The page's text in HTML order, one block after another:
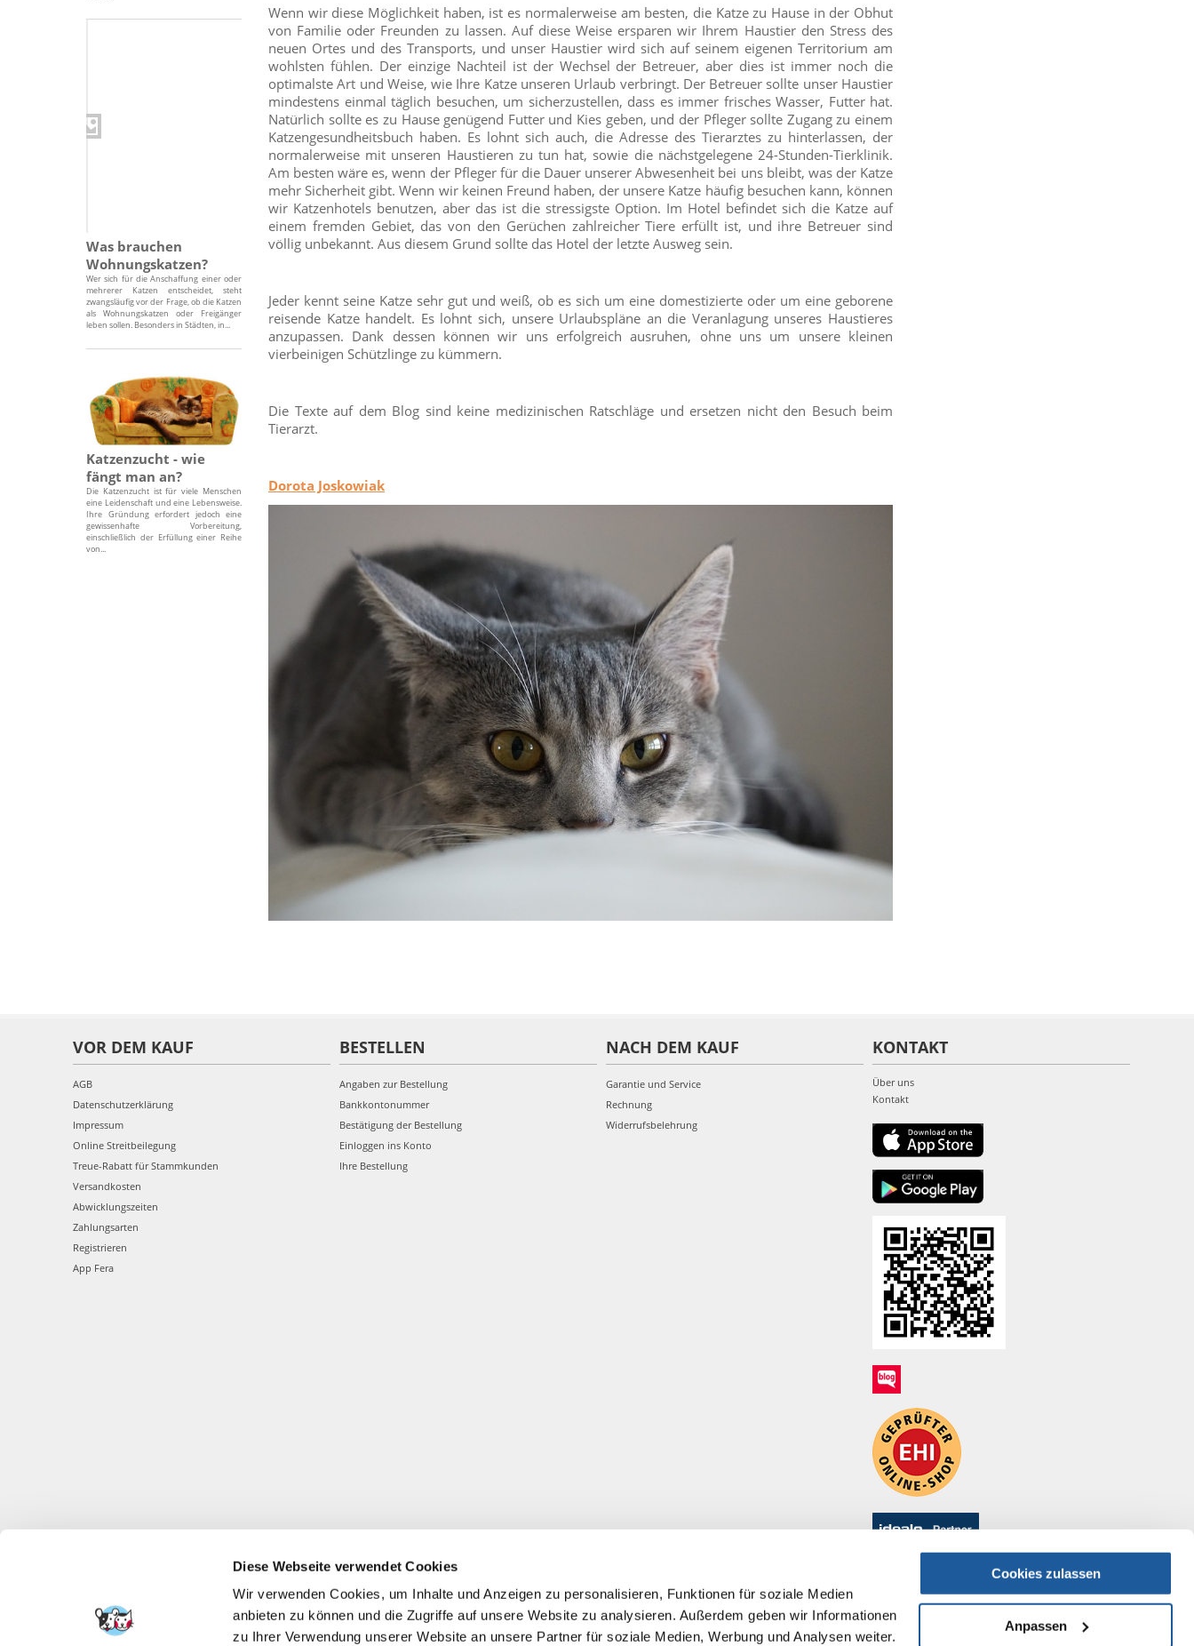
Diese Webseite verwendet Cookies
Wir verwenden Cookies, um Inhalte und Anzeigen zu personalisieren, Funktionen für soziale Medien
anbieten zu können und die Zugriffe auf unsere Website zu analysieren. Außerdem geben wir Informationen
zu Ihrer Verwendung unserer Website an unsere Partner für soziale Medien, Werbung und Analysen weiter.
Cookies zulassen
Anpassen
Was brauchen
Wohnungskatzen?
Wer sich für die Anschaffung einer oder
mehrerer Katzen entscheidet, steht
zwangsläufig vor der Frage, ob die Katzen
als Wohnungskatzen oder Freigänger
leben sollen. Besonders in Städten, in...
Katzenzucht - wie
fängt man an?
Die Katzenzucht ist für viele Menschen
eine Leidenschaft und eine Lebensweise.
Ihre Gründung erfordert jedoch eine
gewissenhafte Vorbereitung,
einschließlich der Erfüllung einer Reihe
von...
Wenn wir diese Möglichkeit haben, ist es normalerweise am besten, die Katze zu Hause in der Obhut
von Familie oder Freunden zu lassen. Auf diese Weise ersparen wir Ihrem Haustier den Stress des
neuen Ortes und des Transports, und unser Haustier wird sich auf seinem eigenen Territorium am
wohlsten fühlen. Der einzige Nachteil ist der Wechsel der Betreuer, aber dies ist immer noch die
optimalste Art und Weise, wie Ihre Katze unseren Urlaub verbringt. Der Betreuer sollte unser Haustier
mindestens einmal täglich besuchen, um sicherzustellen, dass es immer frisches Wasser, Futter hat.
Natürlich sollte es zu Hause genügend Futter und Kies geben, und der Pfleger sollte Zugang zu einem
Katzengesundheitsbuch haben. Es lohnt sich auch, die Adresse des Tierarztes zu hinterlassen, der
normalerweise mit unseren Haustieren zu tun hat, sowie die nächstgelegene 24-Stunden-Tierklinik.
Am besten wäre es, wenn der Pfleger für die Dauer unserer Abwesenheit bei uns bleibt, was der Katze
mehr Sicherheit gibt. Wenn wir keinen Freund haben, der unsere Katze häufig besuchen kann, können
wir Katzenhotels benutzen, aber das ist die stressigste Option. Im Hotel befindet sich die Katze auf
einem fremden Gebiet, das von den Gerüchen zahlreicher Tiere erfüllt ist, und ihre Betreuer sind
völlig unbekannt. Aus diesem Grund sollte das Hotel der letzte Ausweg sein.
Jeder kennt seine Katze sehr gut und weiß, ob es sich um eine domestizierte oder um eine geborene
reisende Katze handelt. Es lohnt sich, unsere Urlaubspläne an die Veranlagung unseres Haustieres
anzupassen. Dank dessen können wir uns erfolgreich ausruhen, ohne uns um unsere kleinen
vierbeinigen Schützlinge zu kümmern.
Die Texte auf dem Blog sind keine medizinischen Ratschläge und ersetzen nicht den Besuch beim
Tierarzt.
Dorota Joskowiak
VOR DEM KAUF
AGB
Datenschutzerklärung
Impressum
Online Streitbeilegung
Treue-Rabatt für Stammkunden
Versandkosten
Abwicklungszeiten
Zahlungsarten
Registrieren
App Fera
BESTELLEN
Angaben zur Bestellung
Bankkontonummer
Bestätigung der Bestellung
Einloggen ins Konto
Ihre Bestellung
NACH DEM KAUF
Garantie und Service
Rechnung
Widerrufsbelehrung
KONTAKT
Über uns
Kontakt